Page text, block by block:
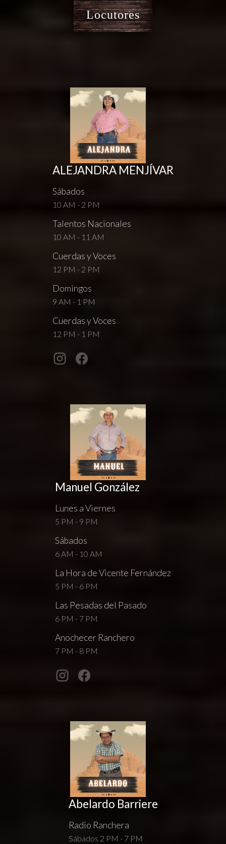
Locutores
ALEJANDRA MENJÍVAR
Sábados
10 AM - 2 PM
Talentos Nacionales
10 AM - 11 AM
Cuerdas y Voces
12 PM - 2 PM
Domingos
9 AM - 1 PM
Cuerdas y Voces
12 PM - 1 PM
Manuel González
Lunes a Viernes
5 PM - 9 PM
Sábados
6 AM - 10 AM
La Hora de Vicente Fernández
5 PM - 6 PM
Las Pesadas del Pasado
6 PM - 7 PM
Anochecer Ranchero
7 PM - 8 PM
Abelardo Barriere
Radio Ranchera
Sábados 2 PM - 7 PM